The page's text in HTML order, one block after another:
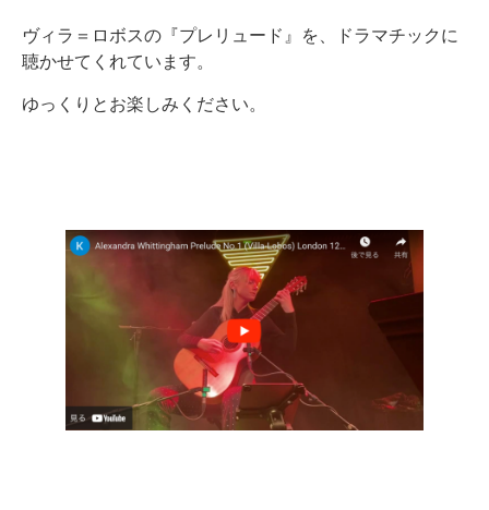
ヴィラ＝ロボスの『プレリュード』を、ドラマチックに
聴かせてくれています。
ゆっくりとお楽しみください。